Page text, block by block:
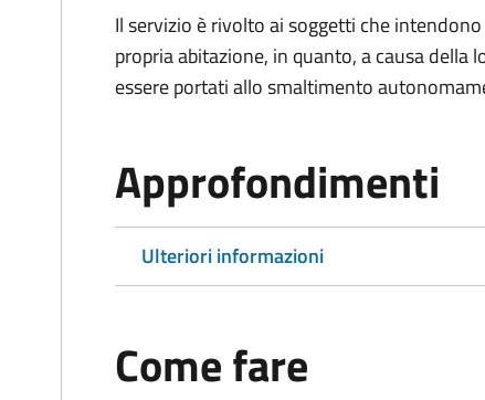
Il servizio è rivolto ai soggetti che
propria abitazione, in quanto, a causa della
essere portati allo smaltimento
Approfondimenti
Ulteriori informazioni
Come fare